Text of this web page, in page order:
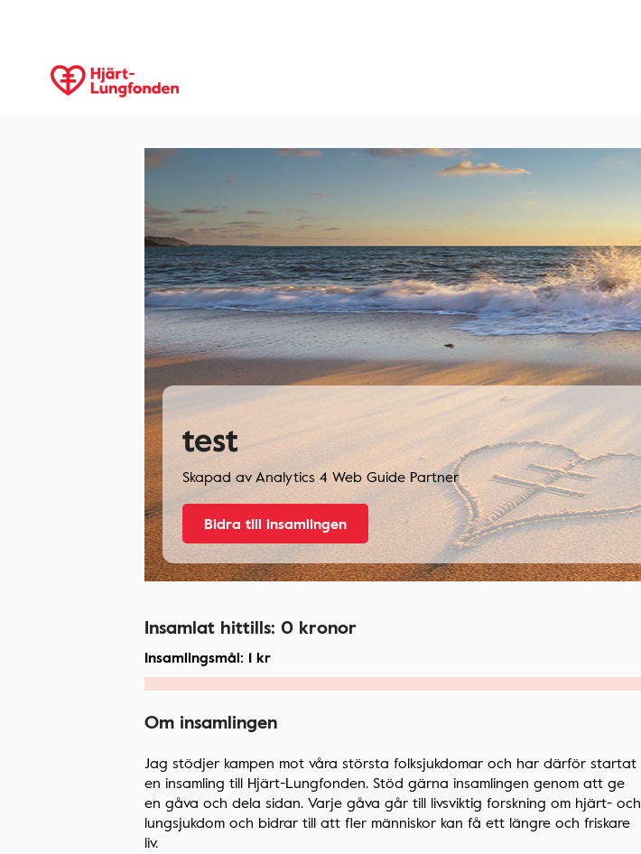
test
Skapad avAnalytics 4 Web Guide Partner
Bidra till insamlingen
Insamlat hittills: 0 kronor
Insamlingsmål: 1 kr
Om insamlingen
Jag stödjer kampen mot våra största folksjukdomar och har därför startat
en insamling till Hjärt-Lungfonden. Stöd gärna insamlingen genom att ge
en gåva och dela sidan. Varje gåva går till livsviktig forskning om hjärt- och
lungsjukdom och bidrar till att fler människor kan få ett längre och friskare
liv.